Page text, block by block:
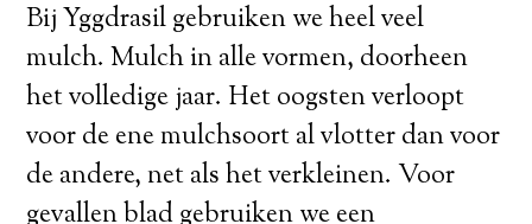
Bij Yggdrasil gebruiken we heel veel
mulch. Mulch in alle vormen, doorheen
het volledige jaar. Het oogsten verloopt
voor de ene mulchsoort al vlotter dan voor
de andere, net als het verkleinen. Voor
gevallen blad gebruiken we een